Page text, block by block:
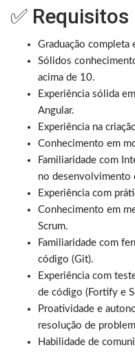
✅ Requisitos
Graduação completa
Sólidos
acima de 10.
Experiência sólida
Angular.
Experiência na
Conhecimento em
Familiaridade com
no desenvolvimento
Experiência com
Conhecimento em
Scrum.
Familiaridade com
código (Git).
Experiência com
de código (Fortify e
Proatividade e
resolução de
Habilidade de